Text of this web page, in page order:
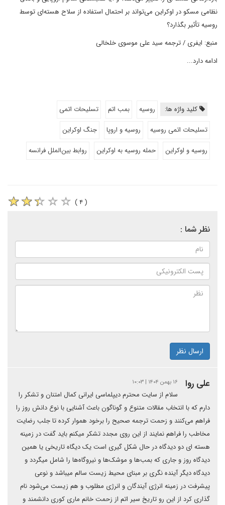
نظامی مسکو در اوکراین می‌تواند بر احتمال استفاده از سلاح هسته‌ای توسط
روسیه تأثیر بگذارد؟
منبع: ایفری / ترجمه سید علی موسوی خلخالی
ادامه دارد...
کلید واژه ها: روسیه بمب اتم
تسلیحات اتمی
تسلیحات اتمی روسیه
روسیه و اروپا
جنگ اوکراین
روسیه و اوکراین
حمله روسیه به اوکراین روابط بین‌الملل فرانسه
( ۴ )
نظر شما :
ارسال نظر
علی روا ۱۶ بهمن ۱۴۰۴ | ۱۰:۰۳
سلام از سایت محترم دیپلماسی ایرانی کمال امتنان و تشکر را
دارم که با انتخاب مقالات متنوع و گوناگون باعث آشنایی با نوع دانش روز را
فراهم می‌کنند و زحمت ترجمه صحیح را برخود هموار کرده تا جلب رضایت
مخاطب را فراهم نمایند از این روی مجدد تشکر میکنم باید گفت در زمینه
هسته ای دو دیدگاه در حال شکل گیری است یک دیگاه تاریخی یا همین
دیدگاه روز و جاری که بمب‌ها و موشک‌ها و نیروگاه‌ها را شامل میگردد و
دیدگاه دیگر آینده نگری بر مبنای محیط زیست سالم میباشد و نوعی
پیشرفت در زمینه انرژی آیندگان و انرژی مطلوب و هم زیست می‌شود نام
گذاری کرد از این رو تاریخ سیر اتم از زحمت خانم ماری کوری دانشمند و